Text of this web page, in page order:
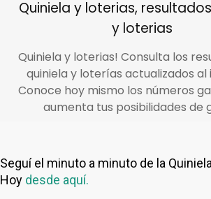
Seguí el minuto a minuto de la
Hoy desde aquí.